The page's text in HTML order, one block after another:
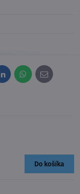
LinkedInWhatsApp
E-
mail
Do košíka